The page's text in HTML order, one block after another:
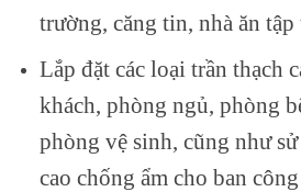
trường, căng tin, nhà ăn
Lắp đặt các loại trần thạch
khách, phòng ngủ, phòng
phòng vệ sinh, cũng như
cao chống ẩm cho ban